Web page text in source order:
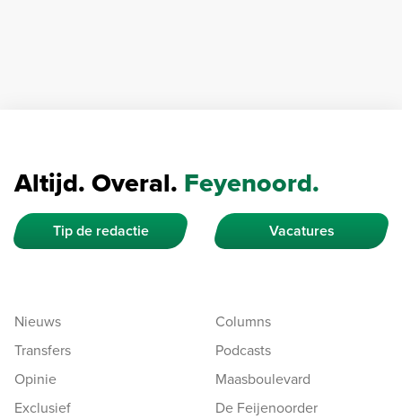
Altijd. Overal. Feyenoord.
Tip de redactie Vacatures
Nieuws
Transfers
Opinie
Exclusief
Columns
Podcasts
Maasboulevard
De Feijenoorder